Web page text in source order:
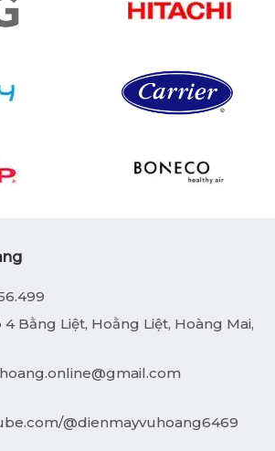
4 Bằng Liệt, Hoằng Liệt, Hoàng Mai,
@dienmayvuhoang6469